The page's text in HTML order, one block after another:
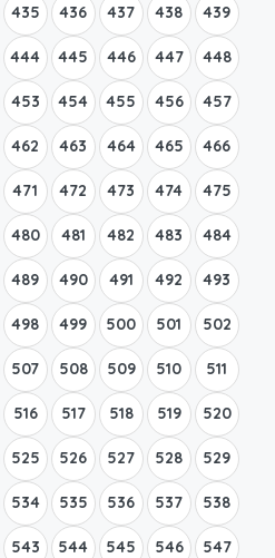
435 436 437 438 439
444 445 446 447 448
453 454 455 456 457
462 463 464 465 466
471 472 473 474 475
480 481 482 483 484
489 490 491 492 493
498 499 500 501 502
507 508 509 510 511
516 517 518 519 520
525 526 527 528 529
534 535 536 537 538
543 544 545 546 547